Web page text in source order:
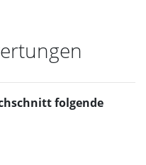
folgende